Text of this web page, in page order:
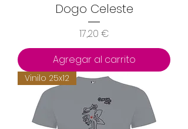
Dogo Celeste
Precio
17,20 €
Agregar al carrito
Vinilo 25x12